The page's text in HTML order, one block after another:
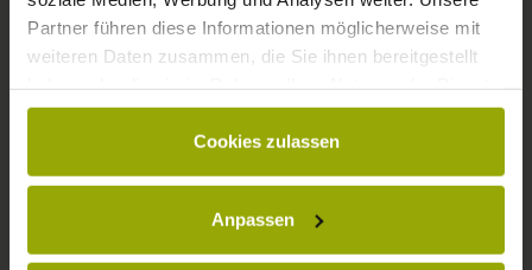
Partner führen diese Informationen möglicherweise mit
weiteren Daten zusammen, die Sie ihnen bereitgestellt
gesammelt haben.
Cookies zulassen
Anpassen
Wishes, questions, enquiries?
Please don't hesitate to get in touch:
Tel: +49 (0)761 - 385 480